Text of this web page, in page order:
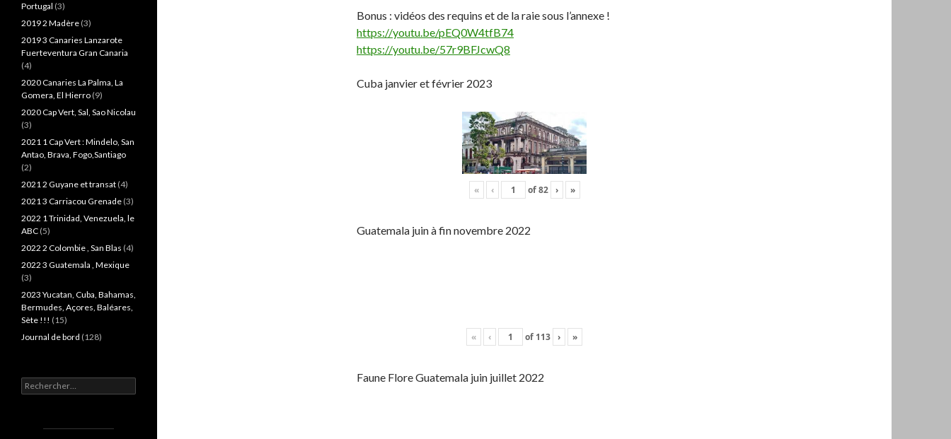
Bonus : vidéos des requins et de la raie sous l’annexe !
https://youtu.be/pEQ0W4tfB74
https://youtu.be/57r9BFJcwQ8
Cuba janvier et février 2023
« ‹ of82 › »
Guatemala juin à fin novembre 2022
« ‹ of 113 › »
Faune Flore Guatemala juin juillet 2022
Portugal (3)
2019 2 Madère (3)
2019 3 Canaries Lanzarote
Fuerteventura Gran Canaria
(4)
2020 Canaries La Palma, La
Gomera, El Hierro (9)
2020 Cap Vert, Sal, Sao Nicolau
(3)
2021 1 Cap Vert : Mindelo, San
Antao, Brava, Fogo,Santiago
(2)
2021 2 Guyane et transat (4)
2021 3 Carriacou Grenade (3)
2022 1 Trinidad, Venezuela, le
ABC (5)
2022 2 Colombie , San Blas (4)
2022 3 Guatemala , Mexique
(3)
2023 Yucatan, Cuba, Bahamas,
Bermudes, Açores, Baléares,
Sète !!! (15)
Journal de bord (128)
Rechercher :